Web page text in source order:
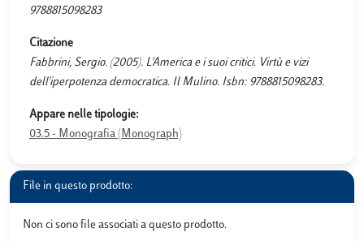
9788815098283
Citazione
Fabbrini, Sergio. (2005). L'America e i suoi critici. Virtù e vizi
dell'iperpotenza democratica. Il Mulino. Isbn: 9788815098283.
Appare nelle tipologie:
03.5 - Monografia (Monograph)
File in questo prodotto:
Non ci sono file associati a questo prodotto.